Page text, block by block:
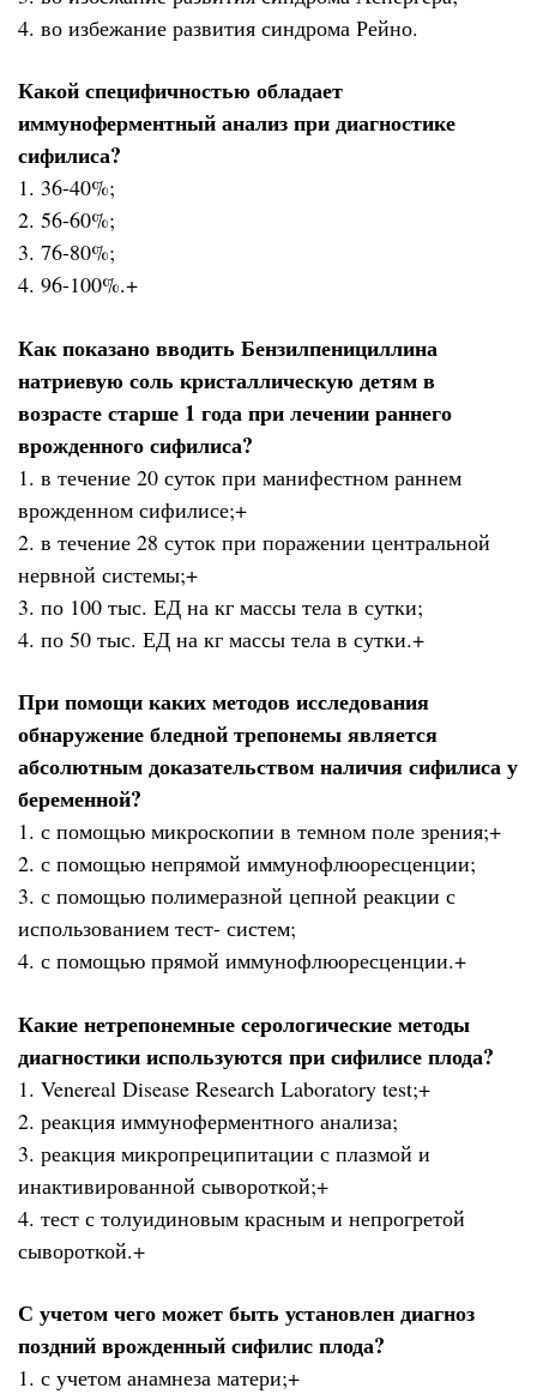
4. во избежание развития синдрома Рейно.
Какой специфичностью обладает
иммуноферментный анализ при диагностике
сифилиса?
1. 36-40%;
2. 56-60%;
3. 76-80%;
4. 96-100%.+
Как показано вводить Бензилпенициллина
натриевую соль кристаллическую детям в
возрасте старше 1 года при лечении раннего
врожденного сифилиса?
1. в течение 20 суток при манифестном раннем
врожденном сифилисе;+
2. в течение 28 суток при поражении центральной
нервной системы;+
3. по 100 тыс. ЕД на кг массы тела в сутки;
4. по 50 тыс. ЕД на кг массы тела в сутки.+
При помощи каких методов исследования
обнаружение бледной трепонемы является
абсолютным доказательством наличия сифилиса у
беременной?
1. с помощью микроскопии в темном поле зрения;+
2. с помощью непрямой иммунофлюоресценции;
3. с помощью полимеразной цепной реакции с
использованием тест- систем;
4. с помощью прямой иммунофлюоресценции.+
Какие нетрепонемные серологические методы
диагностики используются при сифилисе плода?
1. Venereal Disease Research Laboratory test;+
2. реакция иммуноферментного анализа;
3. реакция микропреципитации с плазмой и
инактивированной сывороткой;+
4. тест с толуидиновым красным и непрогретой
сывороткой.+
С учетом чего может быть установлен диагноз
поздний врожденный сифилис плода?
1. с учетом анамнеза матери;+